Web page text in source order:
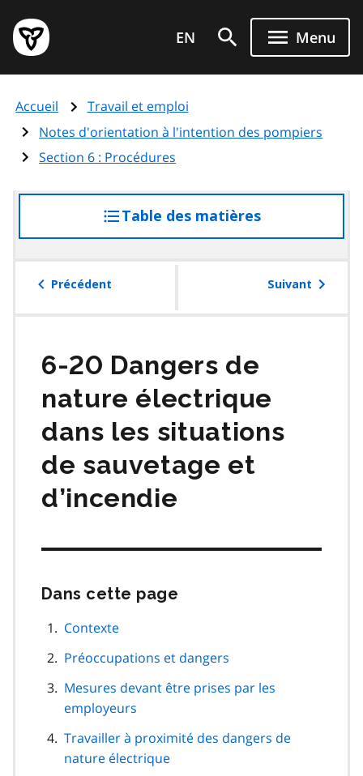
au
contenu
principal
Page
d'accueil
de
l'Ontario
EN Menu
Accueil
Travail et emploi
Notes d'orientation à l'intention des pompiers
Section 6 : Procédures
Table des matières
à
table
Précédent Suivant
6-20 Dangers de
nature électrique
dans les situations
de sauvetage et
d’incendie
Dans cette page
page
Contexte
Préoccupations et dangers
Mesures devant être prises par les
employeurs
Travailler à proximité des dangers de
nature électrique